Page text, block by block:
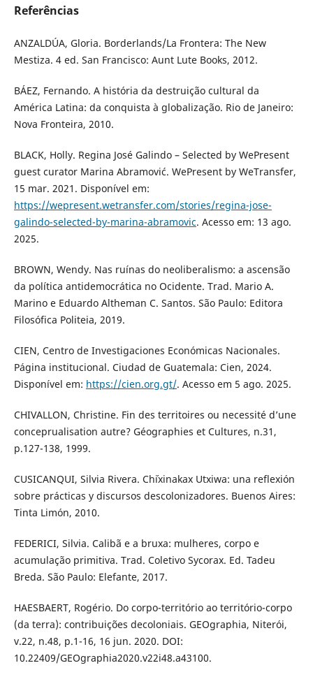
Referências
ANZALDÚA, Gloria. Borderlands/La Frontera: The New
Mestiza. 4 ed. San Francisco: Aunt Lute Books, 2012.
BÁEZ, Fernando. A história da destruição cultural da
América Latina: da conquista à globalização. Rio de Janeiro:
Nova Fronteira, 2010.
BLACK, Holly. Regina José Galindo – Selected by WePresent
guest curator Marina Abramović. WePresent by WeTransfer,
15 mar. 2021. Disponível em:
https://wepresent.wetransfer.com/stories/regina-jose-
galindo-selected-by-marina-abramovic. Acesso em: 13 ago.
2025.
BROWN, Wendy. Nas ruínas do neoliberalismo: a ascensão
da política antidemocrática no Ocidente. Trad. Mario A.
Marino e Eduardo Altheman C. Santos. São Paulo: Editora
Filosófica Politeia, 2019.
CIEN, Centro de Investigaciones Económicas Nacionales.
Página institucional. Ciudad de Guatemala: Cien, 2024.
Disponível em: https://cien.org.gt/. Acesso em 5 ago. 2025.
CHIVALLON, Christine. Fin des territoires ou necessité d’une
conceprualisation autre? Géographies et Cultures, n.31,
p.127-138, 1999.
CUSICANQUI, Silvia Rivera. Ch´ixinakax Utxiwa: una reflexión
sobre prácticas y discursos descolonizadores. Buenos Aires:
Tinta Limón, 2010.
FEDERICI, Silvia. Calibã e a bruxa: mulheres, corpo e
acumulação primitiva. Trad. Coletivo Sycorax. Ed. Tadeu
Breda. São Paulo: Elefante, 2017.
HAESBAERT, Rogério. Do corpo-território ao território-corpo
(da terra): contribuições decoloniais. GEOgraphia, Niterói,
v.22, n.48, p.1-16, 16 jun. 2020. DOI:
10.22409/GEOgraphia2020.v22i48.a43100.